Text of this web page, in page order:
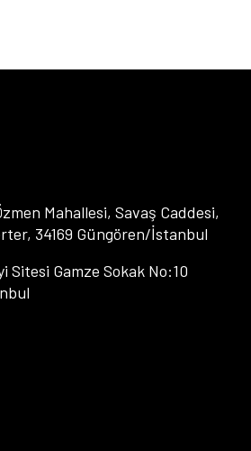
Mahallesi, Savaş Caddesi,
34169 Güngören/İstanbul
Sitesi Gamze Sokak No:10